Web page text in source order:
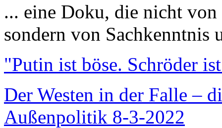
... eine Doku, die nicht
sondern von Sachkenntnis
"Putin ist böse. Schröder
Der Westen in der Falle –
Außenpolitik 8-3-2022